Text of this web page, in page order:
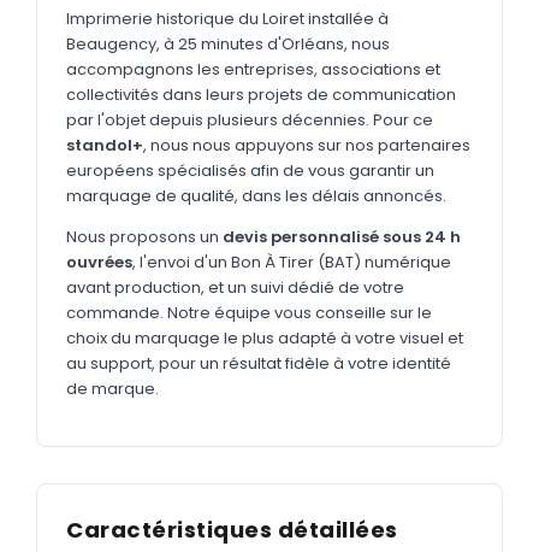
Sweatshirts Nouveau
GOODIES
Catalogue complet Nouveau
Bureau & écriture
Sacs & voyages
Verres & déjeuner
Technologie
Vêtements
Outils & porte-clés
Imprimerie historique du Loiret installée à
Beaugency, à 25 minutes d'Orléans, nous
accompagnons les entreprises, associations et
collectivités dans leurs projets de communication
par l'objet depuis plusieurs décennies. Pour ce
standol+, nous nous appuyons sur nos partenaires
européens spécialisés afin de vous garantir un
marquage de qualité, dans les délais annoncés.
Nous proposons un devis personnalisé sous 24 h
ouvrées, l'envoi d'un Bon À Tirer (BAT) numérique
avant production, et un suivi dédié de votre
commande. Notre équipe vous conseille sur le
choix du marquage le plus adapté à votre visuel et
au support, pour un résultat fidèle à votre identité
de marque.
Caractéristiques détaillées